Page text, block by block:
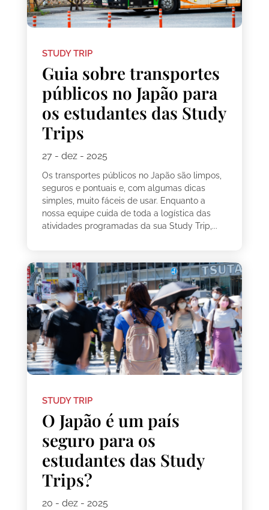
STUDY TRIP
Guia sobre transportes
públicos no Japão para
os estudantes das Study
Trips
27 - dez - 2025
Os transportes públicos no Japão são limpos,
seguros e pontuais e, com algumas dicas
simples, muito fáceis de usar. Enquanto a
nossa equipe cuida de toda a logística das
atividades programadas da sua Study Trip,...
STUDY TRIP
O Japão é um país
seguro para os
estudantes das Study
Trips?
20 - dez - 2025